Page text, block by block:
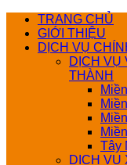
qua
TRANG CHỦ
GIỚI THIỆU
DỊCH VỤ
DỊCH VỤ
THÀNH
Tây
DỊCH VỤ